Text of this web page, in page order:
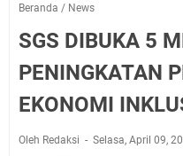
Beranda / News
SGS DIBUKA 5
PENINGKATAN
EKONOMI
Oleh Redaksi Selasa, April 09,